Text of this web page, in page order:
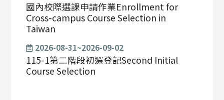
國內校際選課申請作業Enrollment for
Cross-campus Course Selection in
Taiwan
2026-08-31~2026-09-02
115-1第二階段初選登記Second Initial
Course Selection